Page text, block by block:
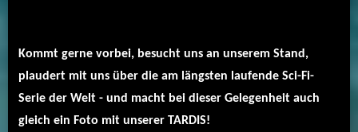
Kommt gerne vorbei, besucht uns an unserem Stand,
plaudert mit uns über die am längsten laufende Sci-Fi-
Serie der Welt - und macht bei dieser Gelegenheit auch
gleich ein Foto mit unserer TARDIS!